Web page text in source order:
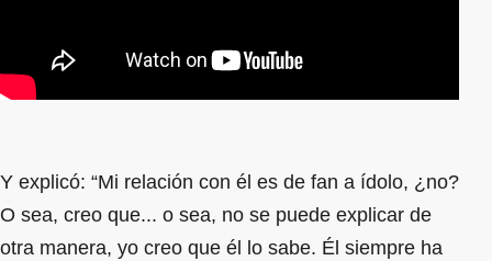
Y explicó: “Mi relación con él es de fan a ídolo, ¿no?
O sea, creo que... o sea, no se puede explicar de
otra manera, yo creo que él lo sabe. Él siempre ha